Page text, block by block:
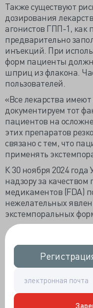
Также существуют
дозирования
агонистов ГПП-1, как
предварительно
инъекций. При
форм пациенты
шприц из флакона.
пользователей.
«Все лекарства
документируем тот
пациентов на
этих препаратов
связано с тем, что
применять
К 30 ноября 2024
надзору за
медикаментов (FDA)
нежелательных
экстемпоральных
Ценовая доступность
Несмотря на свою
препаратов
Согласно обзору
рост спроса привел к